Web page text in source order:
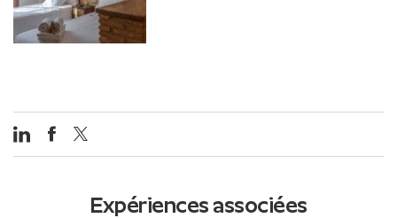
Expériences associées